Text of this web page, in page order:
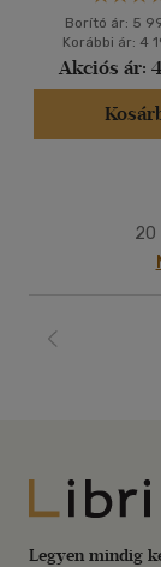
Borító ár: 5
Korábbi ár: 4
Akciós ár:
20
Legyen mindig